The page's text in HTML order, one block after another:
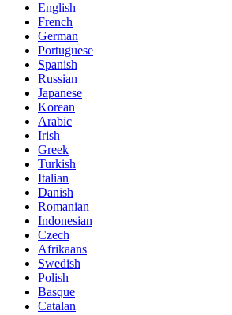
English
French
German
Portuguese
Spanish
Russian
Japanese
Korean
Arabic
Irish
Greek
Turkish
Italian
Danish
Romanian
Indonesian
Czech
Afrikaans
Swedish
Polish
Basque
Catalan